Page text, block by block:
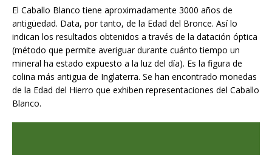
El Caballo Blanco tiene aproximadamente 3000 años de
antigüedad. Data, por tanto, de la Edad del Bronce. Así lo
indican los resultados obtenidos a través de la datación óptica
(método que permite averiguar durante cuánto tiempo un
mineral ha estado expuesto a la luz del día). Es la figura de
colina más antigua de Inglaterra. Se han encontrado monedas
de la Edad del Hierro que exhiben representaciones del Caballo
Blanco.